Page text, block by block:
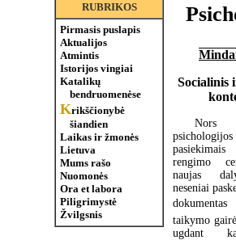
RUBRIKOS
Pirmasis puslapis
Aktualijos
Atmintis
Istorijos vingiai
Katalikų
bendruomenėse
Krikščionybė
šiandien
Laikas ir žmonės
Lietuva
Mums rašo
Nuomonės
Ora et labora
Piligrimystė
Žvilgsnis
Socialinis
Nors
rengimo
naujas
neseniai
dokumentas
taikymo
ugdant